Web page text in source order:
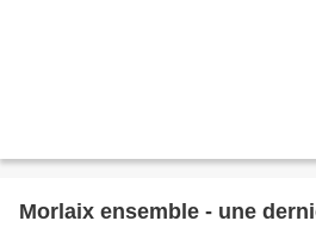
Morlaix ensemble - une